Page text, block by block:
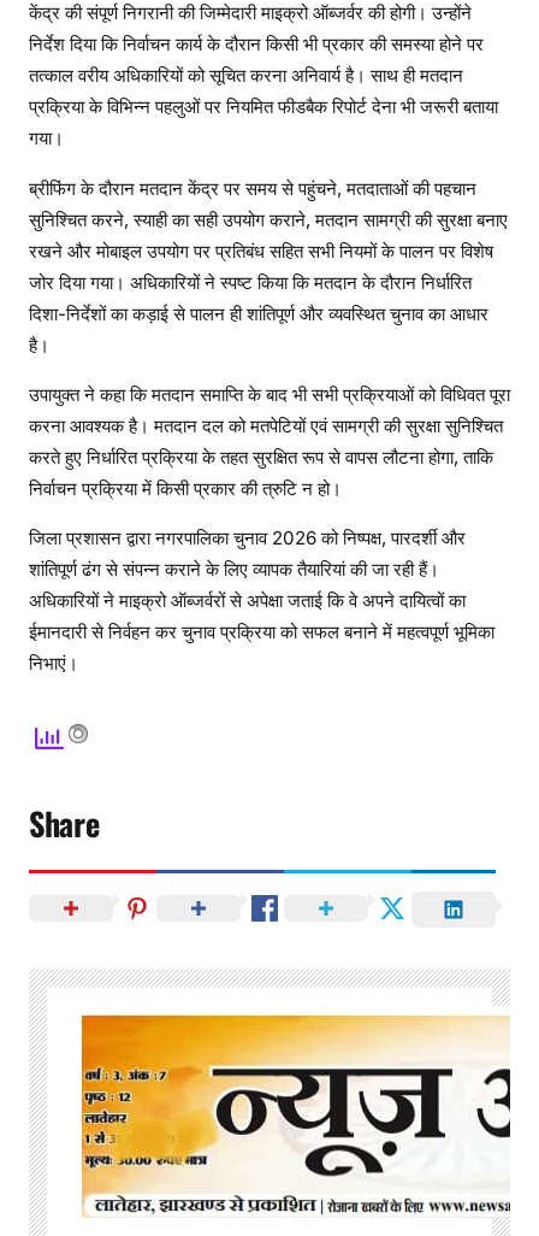
केंद्र की संपूर्ण निगरानी की जिम्मेदारी माइक्रो ऑब्जर्वर की होगी। उन्होंने
निर्देश दिया कि निर्वाचन कार्य के दौरान किसी भी प्रकार की समस्या होने पर
तत्काल वरीय अधिकारियों को सूचित करना अनिवार्य है। साथ ही मतदान
प्रक्रिया के विभिन्न पहलुओं पर नियमित फीडबैक रिपोर्ट देना भी जरूरी बताया
गया।
ब्रीफिंग के दौरान मतदान केंद्र पर समय से पहुंचने, मतदाताओं की पहचान
सुनिश्चित करने, स्याही का सही उपयोग कराने, मतदान सामग्री की सुरक्षा बनाए
रखने और मोबाइल उपयोग पर प्रतिबंध सहित सभी नियमों के पालन पर विशेष
जोर दिया गया। अधिकारियों ने स्पष्ट किया कि मतदान के दौरान निर्धारित
दिशा-निर्देशों का कड़ाई से पालन ही शांतिपूर्ण और व्यवस्थित चुनाव का आधार
है।
उपायुक्त ने कहा कि मतदान समाप्ति के बाद भी सभी प्रक्रियाओं को विधिवत पूरा
करना आवश्यक है। मतदान दल को मतपेटियों एवं सामग्री की सुरक्षा सुनिश्चित
करते हुए निर्धारित प्रक्रिया के तहत सुरक्षित रूप से वापस लौटना होगा, ताकि
निर्वाचन प्रक्रिया में किसी प्रकार की त्रुटि न हो।
जिला प्रशासन द्वारा नगरपालिका चुनाव 2026 को निष्पक्ष, पारदर्शी और
शांतिपूर्ण ढंग से संपन्न कराने के लिए व्यापक तैयारियां की जा रही हैं।
अधिकारियों ने माइक्रो ऑब्जर्वरों से अपेक्षा जताई कि वे अपने दायित्वों का
ईमानदारी से निर्वहन कर चुनाव प्रक्रिया को सफल बनाने में महत्वपूर्ण भूमिका
निभाएं।
Share